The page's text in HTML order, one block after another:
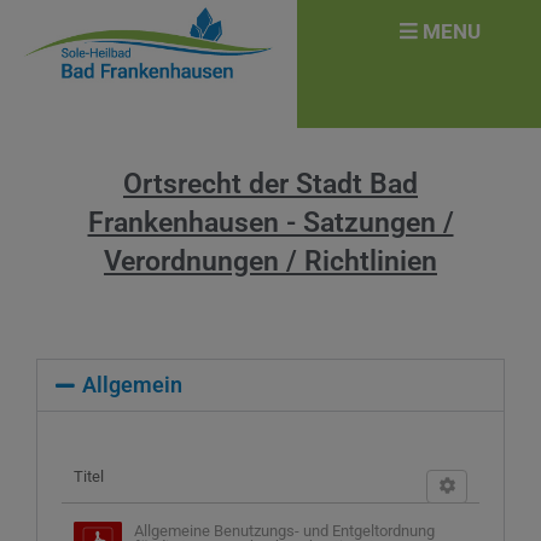
Ortsrecht der Stadt Bad
Frankenhausen - Satzungen /
Verordnungen / Richtlinien
Allgemein
Titel
Allgemeine Benutzungs- und Entgeltordnung